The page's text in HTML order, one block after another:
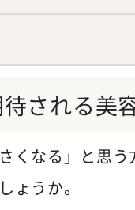
される美
くなる」と思
ょうか。